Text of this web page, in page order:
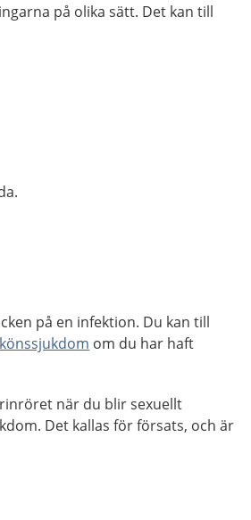
på olika sätt. Det kan till
på en infektion. Du kan till
könssjukdom om du har haft
när du blir sexuellt
Det kallas för försats, och är